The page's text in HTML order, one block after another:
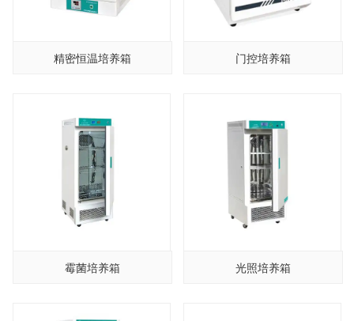
精密恒温培养箱 门控培养箱
霉菌培养箱 光照培养箱